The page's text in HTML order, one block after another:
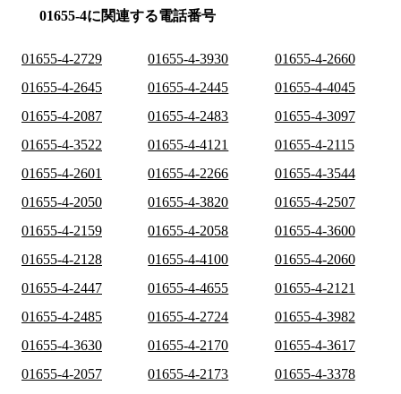
01655-4に関連する電話番号
01655-4-2729 01655-4-3930
01655-4-2660
01655-4-2645
01655-4-2445
01655-4-4045
01655-4-2087
01655-4-2483
01655-4-3097
01655-4-3522
01655-4-4121
01655-4-2115
01655-4-2601
01655-4-2266
01655-4-3544
01655-4-2050
01655-4-3820
01655-4-2507
01655-4-2159
01655-4-2058
01655-4-3600
01655-4-2128
01655-4-4100
01655-4-2060
01655-4-2447
01655-4-4655
01655-4-2121
01655-4-2485
01655-4-2724
01655-4-3982
01655-4-3630
01655-4-2170
01655-4-3617
01655-4-2057
01655-4-2173
01655-4-3378